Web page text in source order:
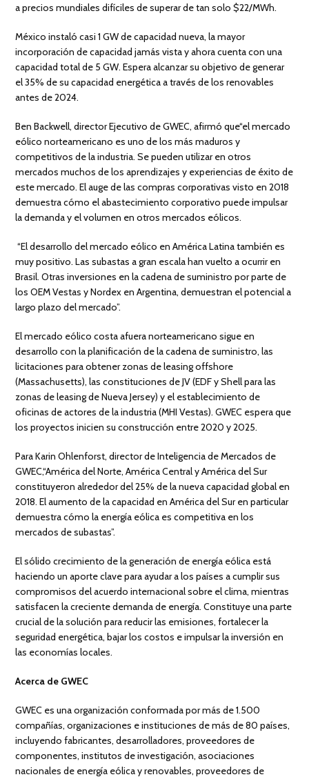
a precios mundiales difíciles de superar de tan solo $22/MWh.
México instaló casi 1 GW de capacidad nueva, la mayor
incorporación de capacidad jamás vista y ahora cuenta con una
capacidad total de 5 GW. Espera alcanzar su objetivo de generar
el 35% de su capacidad energética a través de los renovables
antes de 2024.
Ben Backwell, director Ejecutivo de GWEC, afirmó que“el mercado
eólico norteamericano es uno de los más maduros y
competitivos de la industria. Se pueden utilizar en otros
mercados muchos de los aprendizajes y experiencias de éxito de
este mercado. El auge de las compras corporativas visto en 2018
demuestra cómo el abastecimiento corporativo puede impulsar
la demanda y el volumen en otros mercados eólicos.
“El desarrollo del mercado eólico en América Latina también es
muy positivo. Las subastas a gran escala han vuelto a ocurrir en
Brasil. Otras inversiones en la cadena de suministro por parte de
los OEM Vestas y Nordex en Argentina, demuestran el potencial a
largo plazo del mercado”.
El mercado eólico costa afuera norteamericano sigue en
desarrollo con la planificación de la cadena de suministro, las
licitaciones para obtener zonas de leasing offshore
(Massachusetts), las constituciones de JV (EDF y Shell para las
zonas de leasing de Nueva Jersey) y el establecimiento de
oficinas de actores de la industria (MHI Vestas). GWEC espera que
los proyectos inicien su construcción entre 2020 y 2025.
Para Karin Ohlenforst, director de Inteligencia de Mercados de
GWEC,“América del Norte, América Central y América del Sur
constituyeron alrededor del 25% de la nueva capacidad global en
2018. El aumento de la capacidad en América del Sur en particular
demuestra cómo la energía eólica es competitiva en los
mercados de subastas”.
El sólido crecimiento de la generación de energía eólica está
haciendo un aporte clave para ayudar a los países a cumplir sus
compromisos del acuerdo internacional sobre el clima, mientras
satisfacen la creciente demanda de energía. Constituye una parte
crucial de la solución para reducir las emisiones, fortalecer la
seguridad energética, bajar los costos e impulsar la inversión en
las economías locales.
Acerca de GWEC
GWEC es una organización conformada por más de 1.500
compañías, organizaciones e instituciones de más de 80 países,
incluyendo fabricantes, desarrolladores, proveedores de
componentes, institutos de investigación, asociaciones
nacionales de energía eólica y renovables, proveedores de